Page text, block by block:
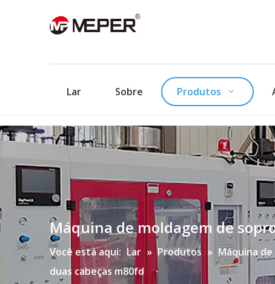
Lar Sobre Produtos
Máquina de moldagem de
Você está aqui: Lar » Produtos » Máquina
duas cabeças m80fd